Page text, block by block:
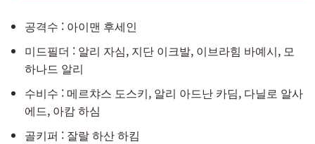
공격수 : 아이맨 후세인
미드필더 : 알리 자심, 지단 이크발, 이브라힘 바예시, 모
하나드 알리
수비수 : 메르챠스 도스키, 알리 아드난 카딤, 다닐로 알사
에드, 아캄 하심
골키퍼 : 잘랄 하산 하킴